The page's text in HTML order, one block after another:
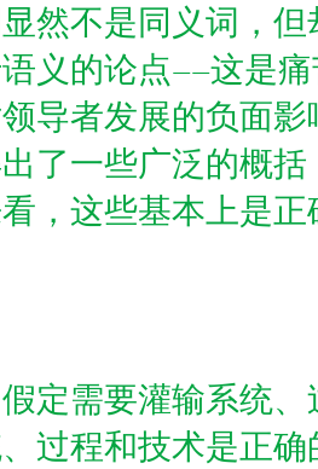
然不是同义词，但
义的论点——这是
导者发展的负面影
了一些广泛的概括
，这些基本上是正
定需要灌输系统、
过程和技术是正确